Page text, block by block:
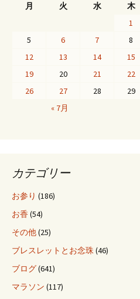
ナ
ビ
ゲ
シ
ョ
ン
月
火 水 木
1
5
6 7 8
12
13 14 15
19
20 21 22
26
27 28 29
« 7月
カテゴリー
お参り (186)
お香(54)
その他(25)
ブレスレットとお念珠(46)
ブログ(641)
マラソン (117)